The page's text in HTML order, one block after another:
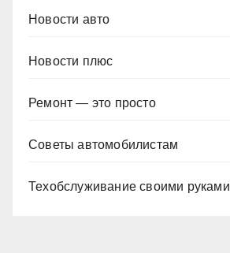
Новости авто
Новости плюс
Ремонт — это просто
Советы автомобилистам
Техобслуживание своими руками